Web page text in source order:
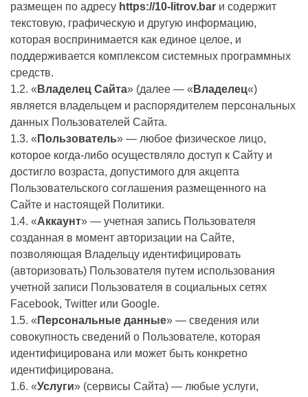
размещен по адресу https://10-litrov.bar и содержит
текстовую, графическую и другую информацию,
которая воспринимается как единое целое, и
поддерживается комплексом системных программных
средств.
1.2. « Владелец Сайта» (далее — « Владелец«)
является владельцем и распорядителем персональных
данных Пользователей Сайта.
1.3. « Пользователь» — любое физическое лицо,
которое когда-либо осуществляло доступ к Сайту и
достигло возраста, допустимого для акцепта
Пользовательского соглашения размещенного на
Сайте и настоящей Политики.
1.4. «Аккаунт» — учетная запись Пользователя
созданная в момент авторизации на Сайте,
позволяющая Владельцу идентифицировать
(авторизовать) Пользователя путем использования
учетной записи Пользователя в социальных сетях
Facebook, Twitter или Google.
1.5. « Персональные данные» — сведения или
совокупность сведений о Пользователе, которая
идентифицирована или может быть конкретно
идентифицирована.
1.6. «Услуги» (сервисы Сайта) — любые услуги,